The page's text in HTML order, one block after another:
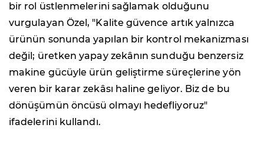
bir rol üstlenmelerini sağlamak olduğunu
vurgulayan Özel, "Kalite güvence artık yalnızca
ürünün sonunda yapılan bir kontrol mekanizması
değil; üretken yapay zekânın sunduğu benzersiz
makine gücüyle ürün geliştirme süreçlerine yön
veren bir karar zekâsı haline geliyor. Biz de bu
dönüşümün öncüsü olmayı hedefliyoruz"
ifadelerini kullandı.